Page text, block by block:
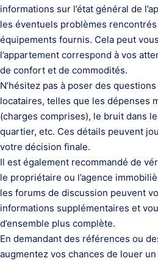
informations sur l’état général de
les éventuels problèmes
équipements fournis. Cela peut
l’appartement correspond à vos
de confort et de commodités.
N’hésitez pas à poser des
locataires, telles que les dépenses
(charges comprises), le bruit dans
quartier, etc. Ces détails peuvent
votre décision finale.
Il est également recommandé de
le propriétaire ou l’agence
les forums de discussion peuvent
informations supplémentaires et
d’ensemble plus complète.
En demandant des références ou
augmentez vos chances de louer